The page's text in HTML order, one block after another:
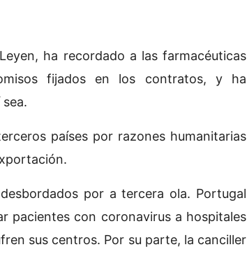
ha recordado a las farmacéuticas
fijados en los contratos, y ha
países por razones humanitarias
por a tercera ola. Portugal
pacientes con coronavirus a hospitales
sus centros. Por su parte, la canciller